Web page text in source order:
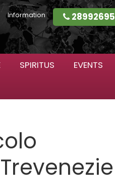
Information 28992695
SPIRITUS
EVENTS